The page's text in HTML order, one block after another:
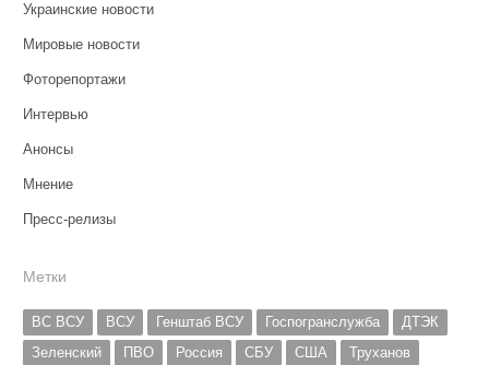
Украинские новости
Мировые новости
Фоторепортажи
Интервью
Анонсы
Мнение
Пресс-релизы
Метки
ВС ВСУ ВСУ Генштаб ВСУ Госпогранслужба
ДТЭК
Зеленский
ПВО Россия СБУ США
Труханов